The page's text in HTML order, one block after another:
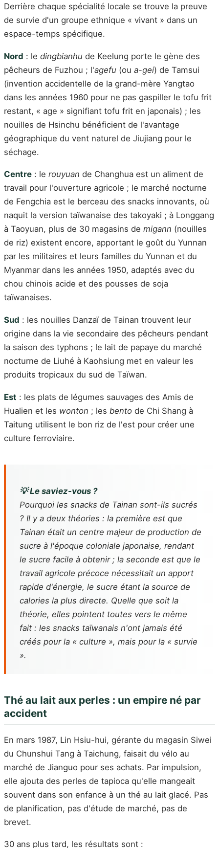
Derrière chaque spécialité locale se trouve la preuve
de survie d'un groupe ethnique « vivant » dans un
espace-temps spécifique.
Nord : le dingbianhu de Keelung porte le gène des
pêcheurs de Fuzhou ; l'agefu (ou a-gei) de Tamsui
(invention accidentelle de la grand-mère Yangtao
dans les années 1960 pour ne pas gaspiller le tofu frit
restant, « age » signifiant tofu frit en japonais) ; les
nouilles de Hsinchu bénéficient de l'avantage
géographique du vent naturel de Jiujiang pour le
séchage.
Centre : le rouyuan de Changhua est un aliment de
travail pour l'ouverture agricole ; le marché nocturne
de Fengchia est le berceau des snacks innovants, où
naquit la version taïwanaise des takoyaki ; à Longgang
à Taoyuan, plus de 30 magasins de migann (nouilles
de riz) existent encore, apportant le goût du Yunnan
par les militaires et leurs familles du Yunnan et du
Myanmar dans les années 1950, adaptés avec du
chou chinois acide et des pousses de soja
taïwanaises.
Sud : les nouilles Danzaï de Tainan trouvent leur
origine dans la vie secondaire des pêcheurs pendant
la saison des typhons ; le lait de papaye du marché
nocturne de Liuhé à Kaohsiung met en valeur les
produits tropicaux du sud de Taïwan.
Est : les plats de légumes sauvages des Amis de
Hualien et les wonton ; les bento de Chi Shang à
Taitung utilisent le bon riz de l'est pour créer une
culture ferroviaire.
💡 Le saviez-vous ?
Pourquoi les snacks de Tainan sont-ils sucrés
? Il y a deux théories : la première est que
Tainan était un centre majeur de production de
sucre à l'époque coloniale japonaise, rendant
le sucre facile à obtenir ; la seconde est que le
travail agricole précoce nécessitait un apport
rapide d'énergie, le sucre étant la source de
calories la plus directe. Quelle que soit la
théorie, elles pointent toutes vers le même
fait : les snacks taïwanais n'ont jamais été
créés pour la « culture », mais pour la « survie
».
Thé au lait aux perles : un empire né par
accident
En mars 1987, Lin Hsiu-hui, gérante du magasin Siwei
du Chunshui Tang à Taichung, faisait du vélo au
marché de Jianguo pour ses achats. Par impulsion,
elle ajouta des perles de tapioca qu'elle mangeait
souvent dans son enfance à un thé au lait glacé. Pas
de planification, pas d'étude de marché, pas de
brevet.
30 ans plus tard, les résultats sont :